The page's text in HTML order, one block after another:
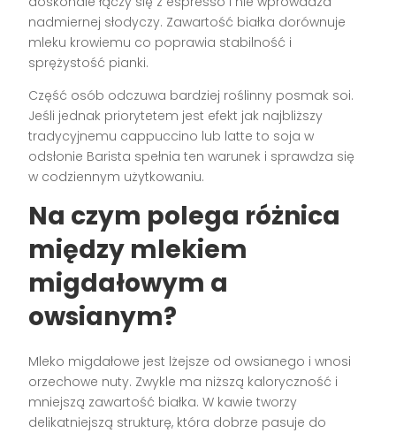
nadmiernej słodyczy. Zawartość białka dorównuje
mleku krowiemu co poprawia stabilność i
sprężystość pianki.
Część osób odczuwa bardziej roślinny posmak soi.
Jeśli jednak priorytetem jest efekt jak najbliższy
tradycyjnemu cappuccino lub latte to soja w
odsłonie Barista spełnia ten warunek i sprawdza się
w codziennym użytkowaniu.
Na czym polega różnica
między mlekiem
migdałowym a
owsianym?
Mleko migdałowe jest lżejsze od owsianego i wnosi
orzechowe nuty. Zwykle ma niższą kaloryczność i
mniejszą zawartość białka. W kawie tworzy
delikatniejszą strukturę, która dobrze pasuje do